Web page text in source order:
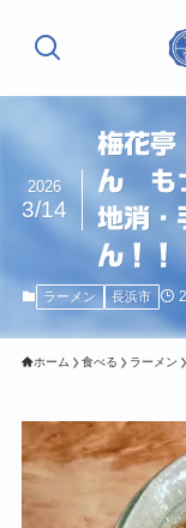
梅花亭
ん も
地消・
ん！！
2026
3/14
ラーメン 長浜市
ホーム 食べる ラーメン